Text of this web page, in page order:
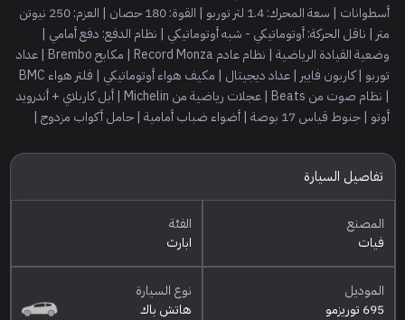
أسطوانات | سعة المحرك: 1.4 لتر توربو | القوة: 180 حصان | العزم: 250 نيوتن
متر | ناقل الحركة: أوتوماتيكي - شبه أوتوماتيكي | نظام الدفع: دفع أمامي |
وضعية القيادة الرياضية | نظام عادم Record Monza | مكابح Brembo | عداد
توربو | كاربون فايبر | عداد ديجيتال | مكيف هواء أوتوماتيكي | فلتر هواء BMC
| نظام صوت من Beats | عجلات رياضية من Michelin | أبل كاربلاي + أندرويد
أوتو | جنوط قياس 17 بوصة | أضواء ضباب أمامية | حامل أكواب مزدوج |
تفاصيل السيارة
المصنع
فيات
الفئة
ابارث
الموديل
695 توريزمو
نوع السيارة
هاتش باك